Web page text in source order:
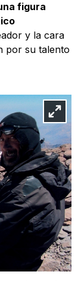
figura
y la cara
por su talento